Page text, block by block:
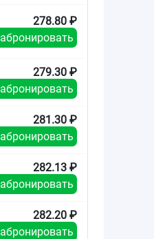
278.80 ₽
279.30 ₽
281.30 ₽
282.13 ₽
282.20 ₽